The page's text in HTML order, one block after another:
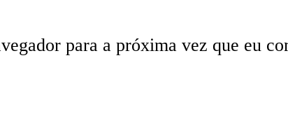
para a próxima vez que eu